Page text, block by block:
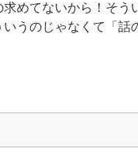
めてないから！そう
うのじゃなくて「話